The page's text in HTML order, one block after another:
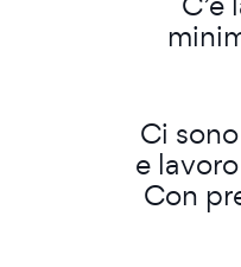
Ci
e
Con